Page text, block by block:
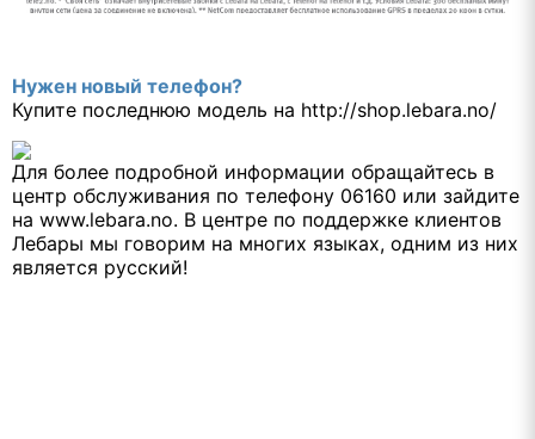
Нужен новый телефон?
Купите последнюю модель на http://shop.lebara.no/
Для более подробной информации обращайтесь в
центр обслуживания по телефону 06160 или зайдите
на www.lebara.no. В центре по поддержке клиентов
Лебары мы говорим на многих языках, одним из них
является русский!